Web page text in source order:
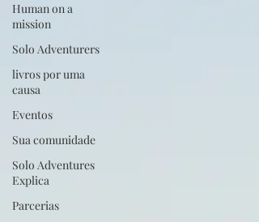
Human on a
mission
Solo Adventurers
livros por uma
causa
Eventos
Sua comunidade
Solo Adventures
Explica
Parcerias